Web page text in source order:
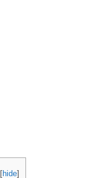
[hide]